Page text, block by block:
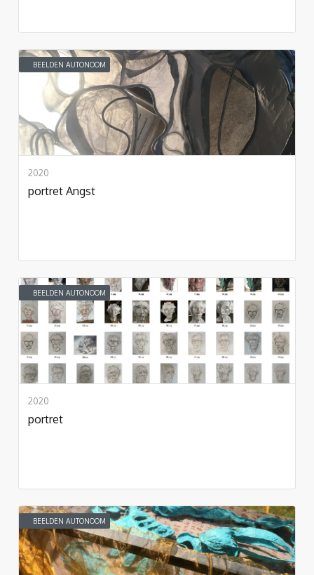
BEELDEN AUTONOOM
2020
portret Angst
BEELDEN AUTONOOM
2020
portret
BEELDEN AUTONOOM